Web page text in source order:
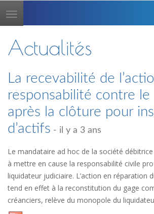
Toggle
navigation
Actualités
La recevabilité de
responsabilité contre
après la clôture pour
d’actifs - il y a 3 ans
Le mandataire ad hoc de la société débitrice
à mettre en cause la responsabilité civile
liquidateur judiciaire. L’action en réparation
tend en effet à la reconstitution du gage
créanciers, relève du monopole du